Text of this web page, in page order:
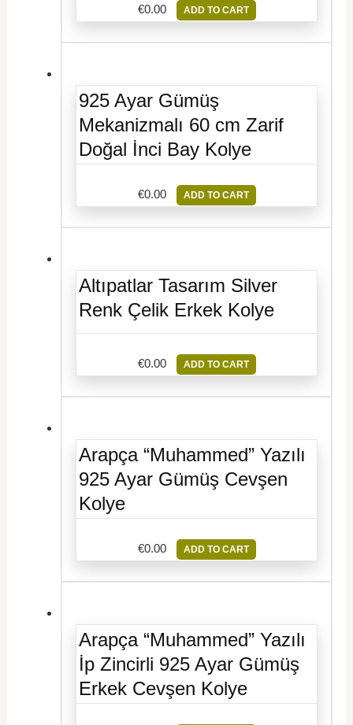
€0.00 ADD TO CART
925 Ayar Gümüş
Mekanizmalı 60 cm Zarif
Doğal İnci Bay Kolye
€0.00 ADD TO CART
Altıpatlar Tasarım Silver
Renk Çelik Erkek Kolye
€0.00 ADD TO CART
Arapça “Muhammed” Yazılı
925 Ayar Gümüş Cevşen
Kolye
€0.00 ADD TO CART
Arapça “Muhammed” Yazılı
İp Zincirli 925 Ayar Gümüş
Erkek Cevşen Kolye